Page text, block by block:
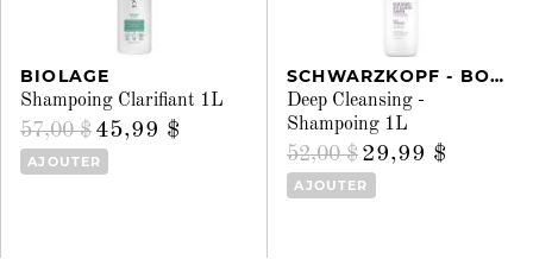
BIOLAGE
Shampoing Clarifiant 1L
57,00 $ 45,99 $
AJOUTER
SCHWARZKOPF - BONACURE
Deep Cleansing -
Shampoing 1L
52,00 $ 29,99 $
AJOUTER